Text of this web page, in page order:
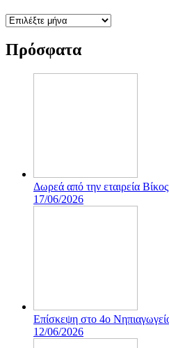
Αρχείο
Πρόσφατα
Δωρεά από την εταιρεία Βίκος
17/06/2026
Επίσκεψη στο 4ο
12/06/2026